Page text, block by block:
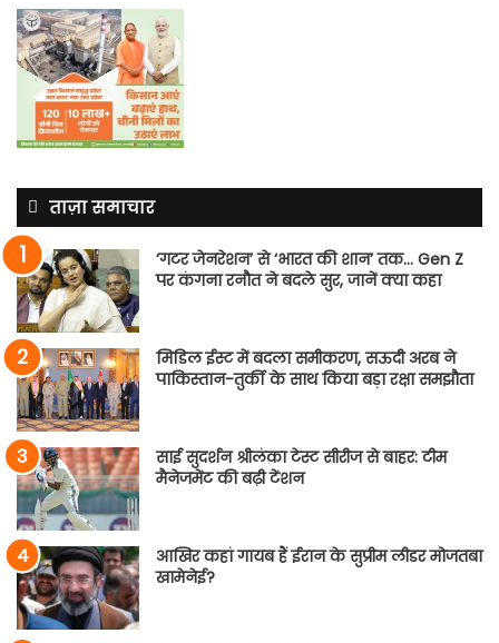
ताज़ा समाचार
‘गटर जेनरेशन’ से ‘भारत की शान’ तक… Gen Z
पर कंगना रनौत ने बदले सुर, जानें क्या कहा
मिडिल ईस्ट में बदला समीकरण, सऊदी अरब ने
पाकिस्तान-तुर्की के साथ किया बड़ा रक्षा समझौता
साई सुदर्शन श्रीलंका टेस्ट सीरीज से बाहर: टीम
मैनेजमेंट की बढ़ी टेंशन
आखिर कहां गायब हैं ईरान के सुप्रीम लीडर मोजतबा
खामेनेई?